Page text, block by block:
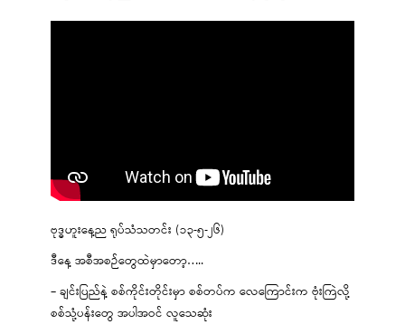
ဗုဒ္ဓဟူးနေ့ည ရုပ်သံသတင်း (၁၃-၅-၂၆)
ဒီနေ့ အစီအစဉ်တွေထဲမှာတော့…..
– ချင်းပြည်နဲ့ စစ်ကိုင်းတိုင်းမှာ စစ်တပ်က လေကြောင်းက ဗုံးကြဲလို့
စစ်သုံ့ပန်းတွေ အပါအဝင် လူသေဆုံး